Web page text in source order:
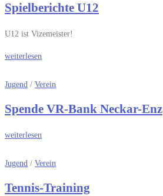
Spielberichte U12
U12 ist Vizemeister!
weiterlesen
Jugend / Verein
Spende VR-Bank Neckar-Enz
weiterlesen
Jugend / Verein
Tennis-Training